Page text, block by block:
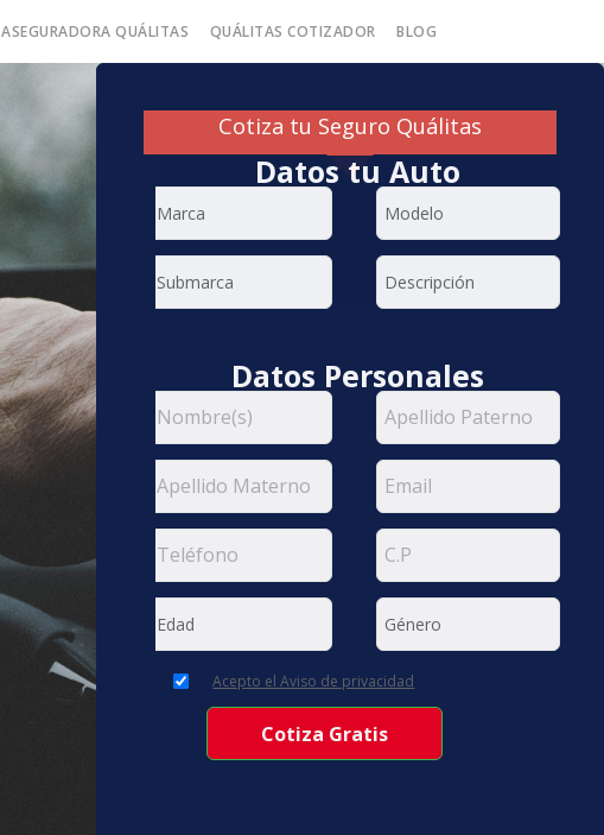
ASEGURADORA QUÁLITAS QUÁLITAS COTIZADOR BLOG
Cotiza tu Seguro Quálitas
Datos tu Auto
Datos Personales
Acepto el Aviso de privacidad